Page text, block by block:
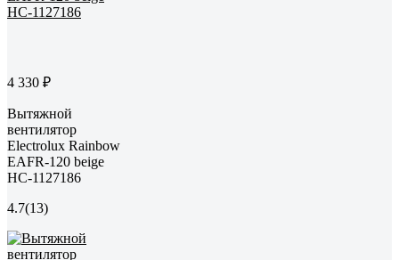
4 330 ₽
Вытяжной
вентилятор
Electrolux Rainbow
EAFR-120 beige
НС-1127186
4.7(13)